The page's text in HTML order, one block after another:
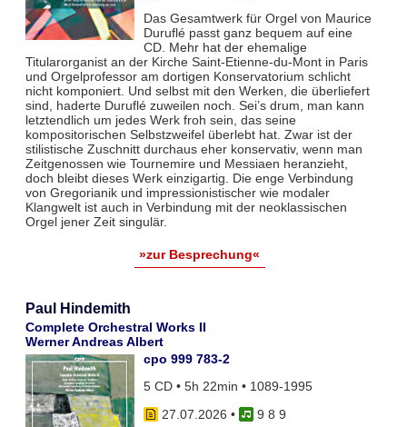
Das Gesamtwerk für Orgel von Maurice
Duruflé passt ganz bequem auf eine
CD. Mehr hat der ehemalige
Titularorganist an der Kirche Saint-Etienne-du-Mont in Paris
und Orgelprofessor am dortigen Konservatorium schlicht
nicht komponiert. Und selbst mit den Werken, die überliefert
sind, haderte Duruflé zuweilen noch. Sei’s drum, man kann
letztendlich um jedes Werk froh sein, das seine
kompositorischen Selbstzweifel überlebt hat. Zwar ist der
stilistische Zuschnitt durchaus eher konservativ, wenn man
Zeitgenossen wie Tournemire und Messiaen heranzieht,
doch bleibt dieses Werk einzigartig. Die enge Verbindung
von Gregorianik und impressionistischer wie modaler
Klangwelt ist auch in Verbindung mit der neoklassischen
Orgel jener Zeit singulär.
»zur Besprechung«
Paul Hindemith
Complete Orchestral Works II
Werner Andreas Albert
cpo 999 783-2
5 CD • 5h 22min • 1089-1995
27.07.2026 •
9 8 9